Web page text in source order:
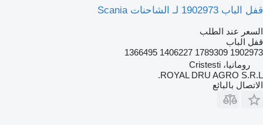
قفل الباب 1902973 لـ الشاحنات Scania
السعر عند الطلب
قفل الباب
1902973 1789309 1406227 1366495
رومانيا، Cristesti
ROYAL DRU AGRO S.R.L.
الاتصال بالبائع